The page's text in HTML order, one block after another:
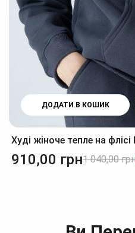
ДОДАТИ В КОШИК
Худі жіноче тепле на
910,00 грн1 040,00